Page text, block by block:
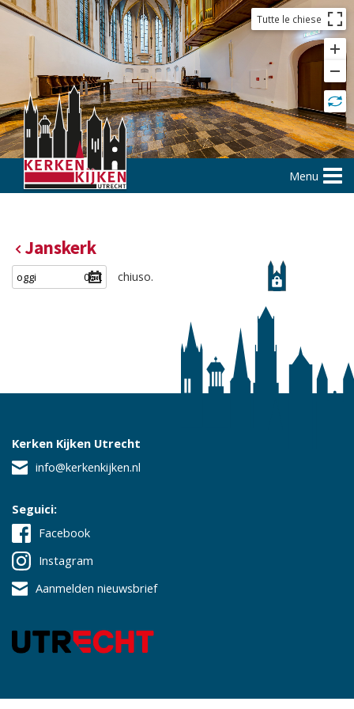
Tutte le chiese
Menu
Janskerk
chiuso.
Kerken Kijken Utrecht
info@kerkenkijken.nl
Seguici:
Facebook
Instagram
Aanmelden nieuwsbrief